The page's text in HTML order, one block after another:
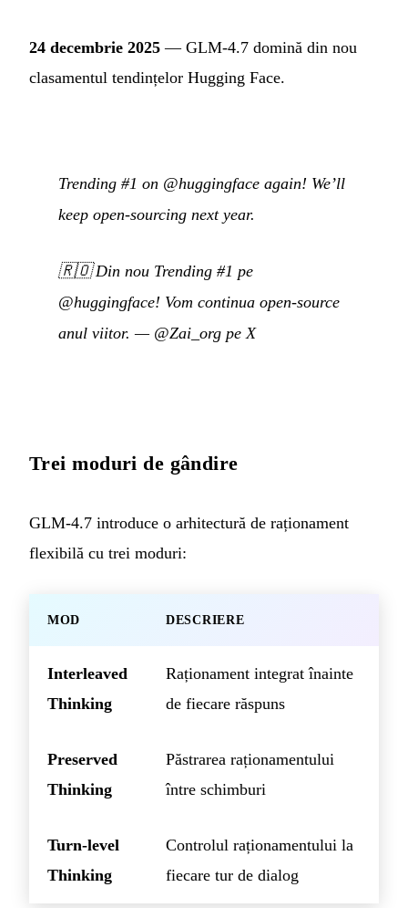
24 decembrie 2025 — GLM-4.7 domină din nou
clasamentul tendințelor Hugging Face.
Trending #1 on @huggingface again! We’ll
keep open-sourcing next year.
🇷🇴Din nou Trending #1 pe
@huggingface! Vom continua open-source
anul viitor. — @Zai_org pe X
Trei moduri de gândire
GLM-4.7 introduce o arhitectură de raționament
flexibilă cu trei moduri:
MOD DESCRIERE
Interleaved
Thinking
Raționament integrat înainte
de fiecare răspuns
Preserved
Thinking
Păstrarea raționamentului
între schimburi
Turn-level
Thinking
Controlul raționamentului la
fiecare tur de dialog